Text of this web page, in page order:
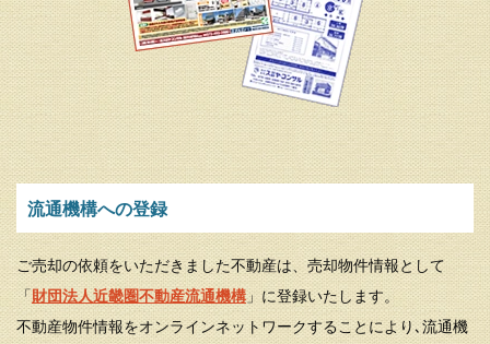
流通機構への登録
ご売却の依頼をいただきました不動産は、売却物件情報として
「財団法人近畿圏不動産流通機構」に登録いたします。
不動産物件情報をオンラインネットワークすることにより､流通機